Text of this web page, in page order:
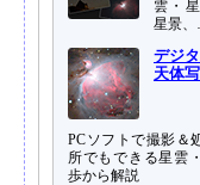
雲・
星景
デジ
天体
PCソフトで撮影＆
所でもできる星雲
歩から解説